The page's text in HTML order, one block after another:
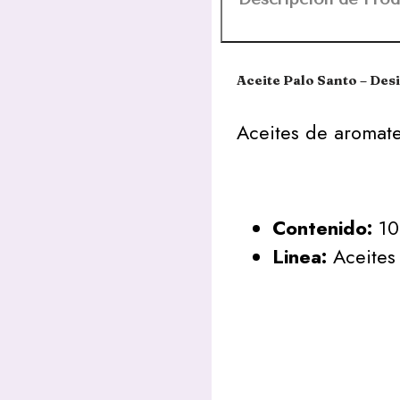
Aceite Palo Santo –
Aceites de
Contenido:
Linea: